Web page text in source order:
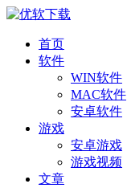
首页
软件
WIN软件
MAC软件
安卓软件
游戏
安卓游戏
游戏视频
文章